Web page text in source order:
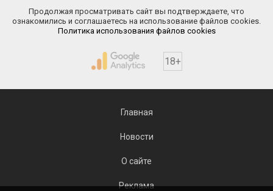
Продолжая просматривать сайт вы подтверждаете, что
ознакомились и соглашаетесь на использование файлов cookies.
Политика использования файлов cookies
18+
Главная
Новости
О сайте
Реклама